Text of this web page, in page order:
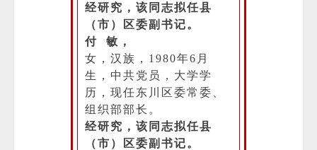
经研究，该同志拟任县
（市）区委副书记。
付 敏，
女，汉族，1980年6月
生，中共党员，大学学
历，现任东川区委常委、
组织部部长。
经研究，该同志拟任县
（市）区委副书记。